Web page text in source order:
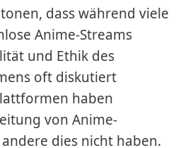
dass während viele
Anime-Streams
und Ethik des
oft diskutiert
haben
von Anime-
dies nicht haben.